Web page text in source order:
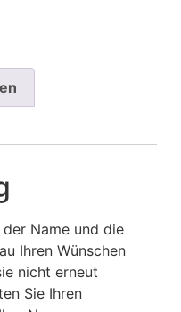
Name und die
Ihren Wünschen
nicht erneut
Sie Ihren